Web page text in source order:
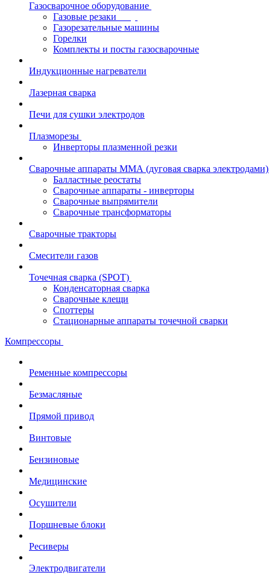
Газосварочное оборудование
Газовые резаки
Газорезательные машины
Горелки
Комплекты и посты газосварочные
Индукционные нагреватели
Лазерная сварка
Печи для сушки электродов
Плазморезы
Инверторы плазменной резки
Сварочные аппараты ММА (дуговая сварка электродами)
Балластные реостаты
Сварочные аппараты - инверторы
Сварочные выпрямители
Сварочные трансформаторы
Сварочные тракторы
Смесители газов
Точечная сварка (SPOT)
Конденсаторная сварка
Сварочные клещи
Споттеры
Стационарные аппараты точечной сварки
Компрессоры
Ременные компрессоры
Безмасляные
Прямой привод
Винтовые
Бензиновые
Медицинские
Осушители
Поршневые блоки
Ресиверы
Электродвигатели